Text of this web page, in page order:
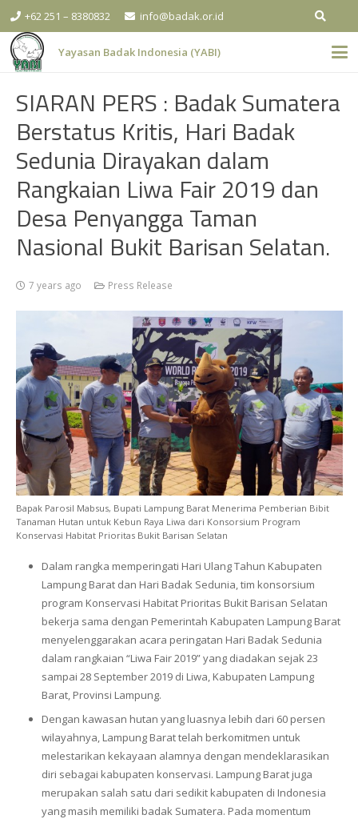
+62 251 – 8380832 info@badak.or.id
Yayasan Badak Indonesia (YABI)
SIARAN PERS : Badak Sumatera
Berstatus Kritis, Hari Badak
Sedunia Dirayakan dalam
Rangkaian Liwa Fair 2019 dan
Desa Penyangga Taman
Nasional Bukit Barisan Selatan.
7 years ago Press Release
Bapak Parosil Mabsus, Bupati Lampung Barat Menerima Pemberian Bibit
Tanaman Hutan untuk Kebun Raya Liwa dari Konsorsium Program
Konservasi Habitat Prioritas Bukit Barisan Selatan
Dalam rangka memperingati Hari Ulang Tahun Kabupaten
Lampung Barat dan Hari Badak Sedunia, tim konsorsium
program Konservasi Habitat Prioritas Bukit Barisan Selatan
bekerja sama dengan Pemerintah Kabupaten Lampung Barat
menyelenggarakan acara peringatan Hari Badak Sedunia
dalam rangkaian “Liwa Fair 2019” yang diadakan sejak 23
sampai 28 September 2019 di Liwa, Kabupaten Lampung
Barat, Provinsi Lampung.
Dengan kawasan hutan yang luasnya lebih dari 60 persen
wilayahnya, Lampung Barat telah berkomitmen untuk
melestarikan kekayaan alamnya dengan mendeklarasikan
diri sebagai kabupaten konservasi. Lampung Barat juga
merupakan salah satu dari sedikit kabupaten di Indonesia
yang masih memiliki badak Sumatera. Pada momentum